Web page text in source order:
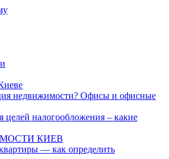
недвижимости? Офисы и офисные
целей налогообложения – какие
КИЕВ
— как определить